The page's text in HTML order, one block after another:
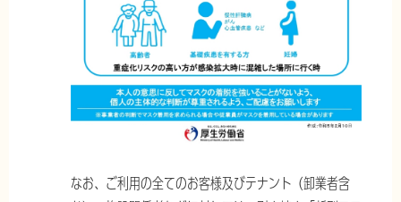
なお、ご利用の全てのお客様及びテナント（卸業者含